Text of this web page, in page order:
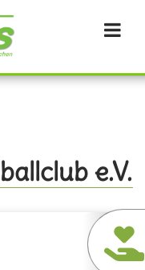
e.V.